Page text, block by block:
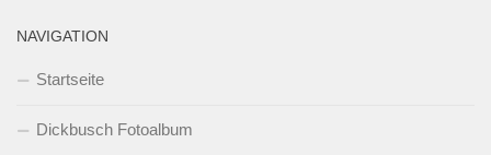
NAVIGATION
Startseite
Dickbusch Fotoalbum